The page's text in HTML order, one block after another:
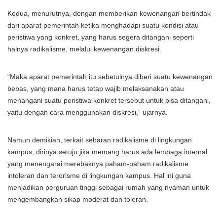
Kedua, menurutnya, dengan memberikan kewenangan bertindak
dari aparat pemerintah ketika menghadapi suatu kondisi atau
peristiwa yang konkret, yang harus segera ditangani seperti
halnya radikalisme, melalui kewenangan diskresi.
“Maka aparat pemerintah itu sebetulnya diberi suatu kewenangan
bebas, yang mana harus tetap wajib melaksanakan atau
menangani suatu peristiwa konkret tersebut untuk bisa ditangani,
yaitu dengan cara menggunakan diskresi,” ujarnya.
Namun demikian, terkait sebaran radikalisme di lingkungan
kampus, dirinya setuju jika memang harus ada lembaga internal
yang menengarai merebaknya paham-paham radikalisme
intoleran dan terorisme di lingkungan kampus. Hal ini guna
menjadikan perguruan tinggi sebagai rumah yang nyaman untuk
mengembangkan sikap moderat dan toleran.